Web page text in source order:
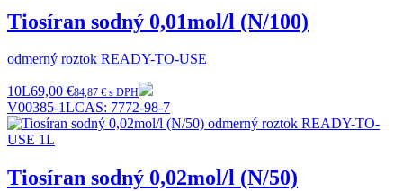
Tiosíran sodný 0,01mol/l (N/100)
odmerný roztok READY-TO-USE
10L69,00 €84,87 € s DPH
V00385-1LCAS: 7772-98-7
Tiosíran sodný 0,02mol/l (N/50)